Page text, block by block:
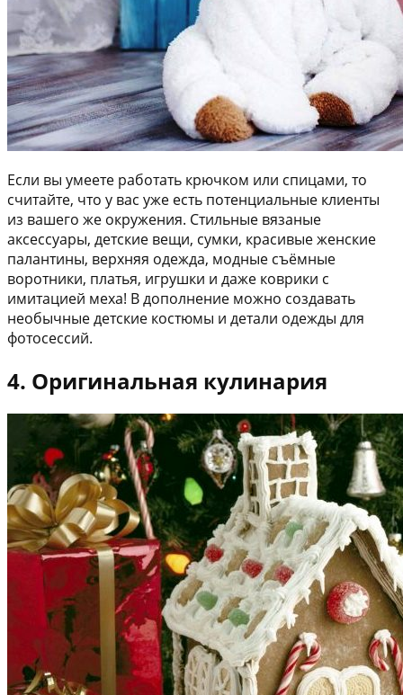
Если вы умеете работать крючком или спицами, то
считайте, что у вас уже есть потенциальные клиенты
из вашего же окружения. Стильные вязаные
аксессуары, детские вещи, сумки, красивые женские
палантины, верхняя одежда, модные съёмные
воротники, платья, игрушки и даже коврики с
имитацией меха! В дополнение можно создавать
необычные детские костюмы и детали одежды для
фотосессий.
4. Оригинальная кулинария